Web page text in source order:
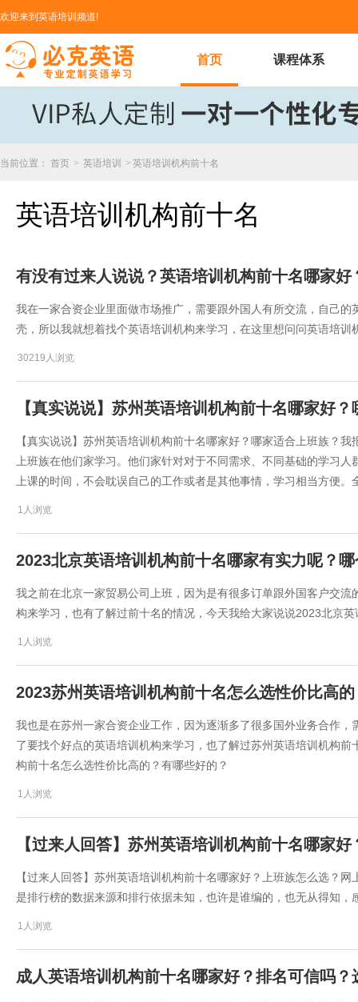
欢迎来到英语培训频道!
首页 课程体系
当前位置： 首页 > 英语培训 > 英语培训机构前十名
英语培训机构前十名
有没有过来人说说？英语培训机构前十名哪家好
我在一家合资企业里面做市场推广，需要跟外国人有所交流，自己
壳，所以我就想着找个英语培训机构来学习，在这里想问问​英语培训
30219人浏览
【真实说说】苏州英语培训机构前十名哪家好
【真实说说】苏州英语培训机构前十名哪家好？哪家适合上班族？
上班族在他们家学习。他们家针对对于不同需求、不同基础的学习
上课的时间，不会耽误自己的工作或者是其他事情，学习相当方便
1人浏览
2023北京英语培训机构前十名哪家有实力呢？
我之前在北京一家贸易公司上班，因为是有很多订单跟外国客户交
构来学习，也有了解过前十名的情况，今天我给大家说说2023北京
1人浏览
2023苏州英语培训机构前十名怎么选性价比高
我也是在苏州一家合资企业工作，因为逐渐多了很多国外业务合作
了要找个好点的英语培训机构来学习，也了解过苏州英语培训机构
构前十名怎么选性价比高的？有哪些好的？
1人浏览
【过来人回答】苏州英语培训机构前十名哪家
【过来人回答】苏州英语培训机构前十名哪家好？上班族怎么选？
是排行榜的数据来源和排行依据未知，也许是谁编的，也无从得知
1人浏览
成人英语培训机构前十名哪家好？排名可信吗